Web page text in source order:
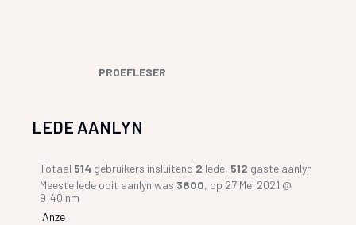
PROEFLESER
LEDE AANLYN
Totaal 514 gebruikers insluitend 2 lede, 512 gaste aanlyn
Meeste lede ooit aanlyn was 3800, op 27 Mei 2021 @
9:40 nm
Anze